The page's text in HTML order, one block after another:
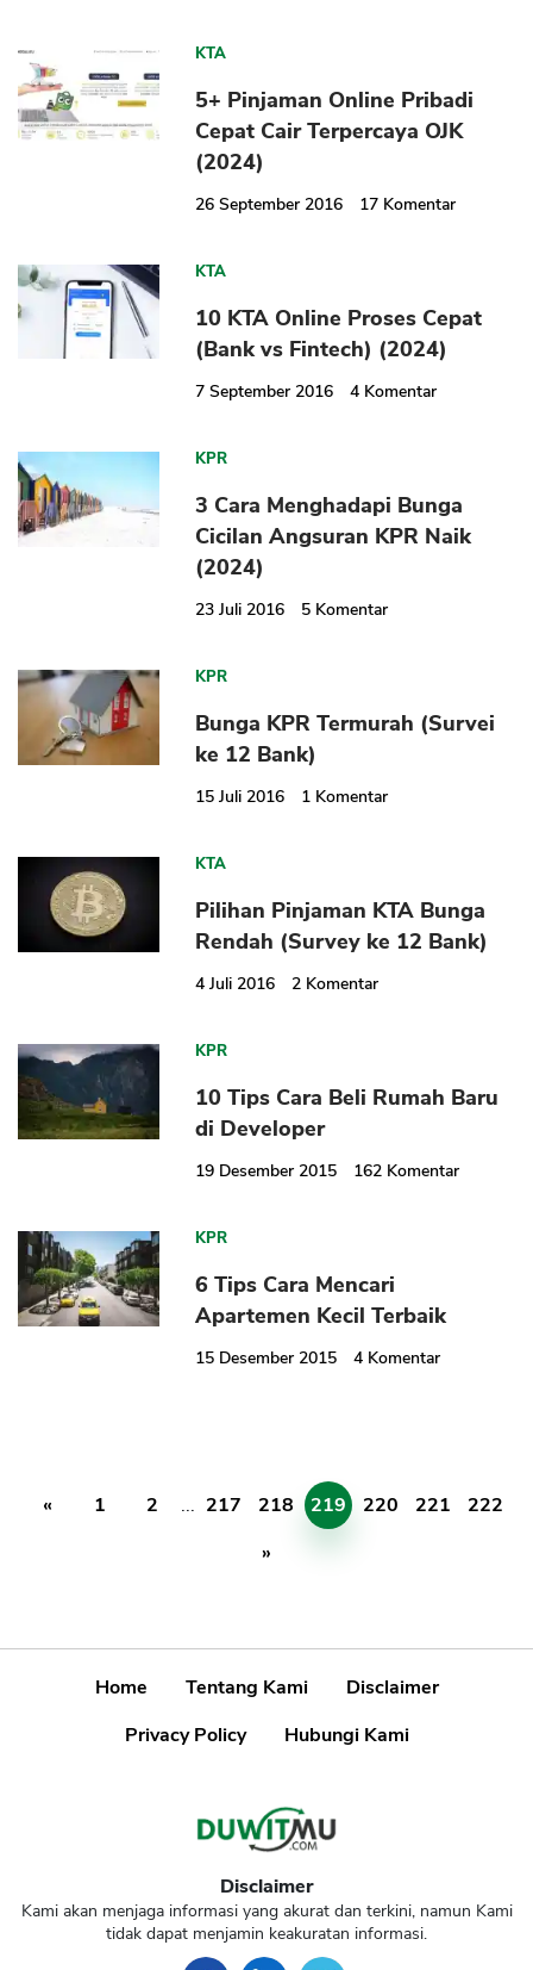
KTA
5+ Pinjaman Online Pribadi
Cepat Cair Terpercaya OJK
(2024)
26 September 2016 17 Komentar
KTA
10 KTA Online Proses Cepat
(Bank vs Fintech) (2024)
7 September 2016 4 Komentar
KPR
3 Cara Menghadapi Bunga
Cicilan Angsuran KPR Naik
(2024)
23 Juli 2016 5 Komentar
KPR
Bunga KPR Termurah (Survei
ke 12 Bank)
15 Juli 2016 1 Komentar
KTA
Pilihan Pinjaman KTA Bunga
Rendah (Survey ke 12 Bank)
4 Juli 2016 2 Komentar
KPR
10 Tips Cara Beli Rumah Baru
di Developer
19 Desember 2015 162 Komentar
KPR
6 Tips Cara Mencari
Apartemen Kecil Terbaik
15 Desember 2015 4 Komentar
« 1 2 ... 217 218 219 220 221
222
»
Home Tentang Kami
Disclaimer
Privacy Policy
Hubungi Kami
Disclaimer
Kami akan menjaga informasi yang akurat dan terkini, namun Kami
tidak dapat menjamin keakuratan informasi.